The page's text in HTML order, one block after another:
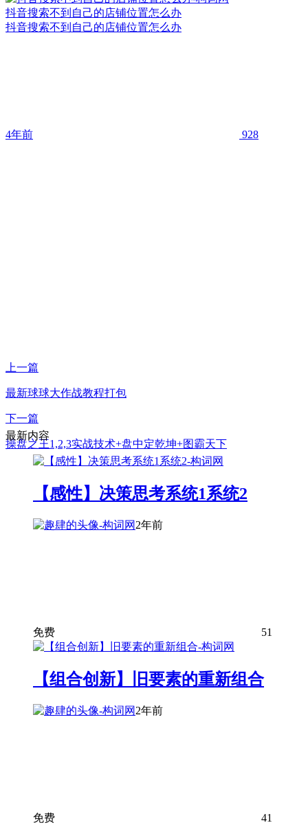
抖音搜索不到自己的店铺位置怎么办
抖音搜索不到自己的店铺位置怎么办
4年前 928
上一篇
最新球球大作战教程打包
下一篇
操盘之王1,2,3实战技术+盘中定乾坤+图霸天下
最新内容
【感性】决策思考系统1系统2
2年前
免费 51
【组合创新】旧要素的重新组合
2年前
免费 41